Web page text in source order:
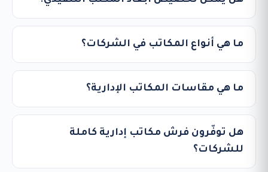
ما هي أنواع المكاتب في الشركات؟
ما هي مقاسات المكاتب الإدارية؟
هل توفّرون فرش مكاتب إدارية كاملة
للشركات؟